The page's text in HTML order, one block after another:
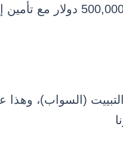
(السواب)، وهذا